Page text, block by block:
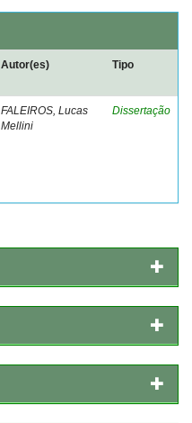
Autor(es) Tipo
FALEIROS, Lucas
Mellini
Dissertação